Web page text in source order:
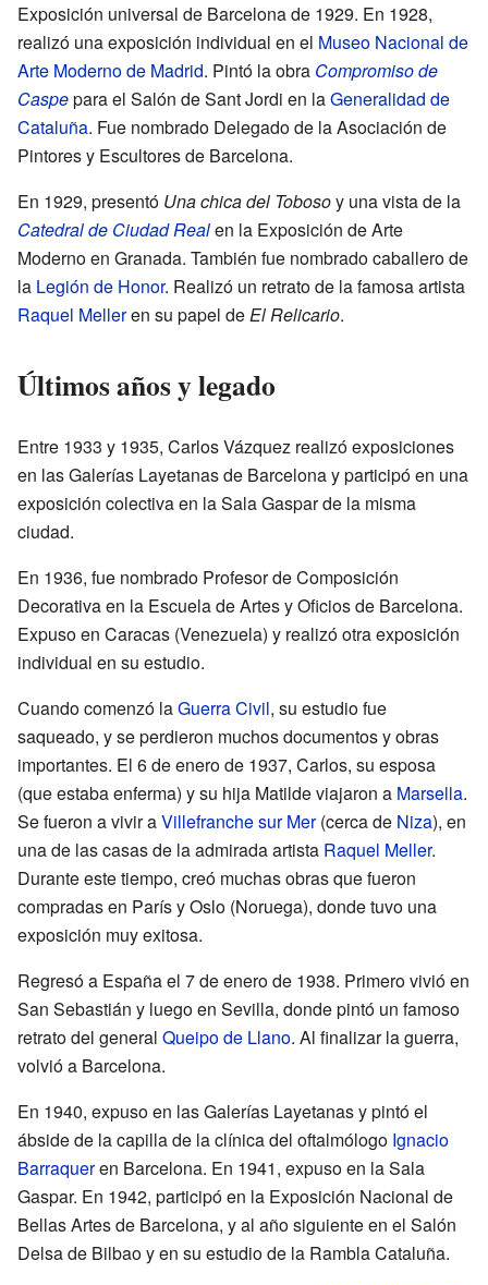
Exposición universal de Barcelona de 1929. En 1928,
realizó una exposición individual en el Museo Nacional de
Arte Moderno de Madrid. Pintó la obra Compromiso de
Caspepara el Salón de Sant Jordi en laGeneralidad de
Cataluña. Fue nombrado Delegado de la Asociación de
Pintores y Escultores de Barcelona.
En 1929, presentó Una chica del Tobosoy una vista de la
Catedral de Ciudad Realen la Exposición de Arte
Moderno en Granada. También fue nombrado caballero de
la Legión de Honor. Realizó un retrato de la famosa artista
Raquel Melleren su papel deEl Relicario.
Últimos años y legado
Entre 1933 y 1935, Carlos Vázquez realizó exposiciones
en las Galerías Layetanas de Barcelona y participó en una
exposición colectiva en la Sala Gaspar de la misma
ciudad.
En 1936, fue nombrado Profesor de Composición
Decorativa en la Escuela de Artes y Oficios de Barcelona.
Expuso en Caracas (Venezuela) y realizó otra exposición
individual en su estudio.
Cuando comenzó laGuerra Civil, su estudio fue
saqueado, y se perdieron muchos documentos y obras
importantes. El 6 de enero de 1937, Carlos, su esposa
(que estaba enferma) y su hija Matilde viajaron a Marsella.
Se fueron a vivir aVillefranche sur Mer(cerca de Niza), en
una de las casas de la admirada artista Raquel Meller.
Durante este tiempo, creó muchas obras que fueron
compradas en París y Oslo (Noruega), donde tuvo una
exposición muy exitosa.
Regresó a España el 7 de enero de 1938. Primero vivió en
San Sebastián y luego en Sevilla, donde pintó un famoso
retrato del general Queipo de Llano. Al finalizar la guerra,
volvió a Barcelona.
En 1940, expuso en las Galerías Layetanas y pintó el
ábside de la capilla de la clínica del oftalmólogo Ignacio
Barraqueren Barcelona. En 1941, expuso en la Sala
Gaspar. En 1942, participó en la Exposición Nacional de
Bellas Artes de Barcelona, y al año siguiente en el Salón
Delsa de Bilbao y en su estudio de la Rambla Cataluña.